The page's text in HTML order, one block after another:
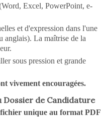
Excel, PowerPoint, e-
et d'expression dans l'une
anglais). La maîtrise de la
sous pression et grande
vivement encouragées.
de Candidature
unique au format PDF